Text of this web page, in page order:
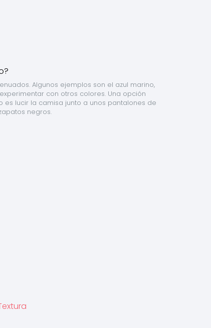
Algunos ejemplos son el azul marino,
con otros colores. Una opción
lucir la camisa junto a unos pantalones de
negros.